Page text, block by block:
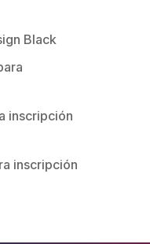
Black
inscripción
inscripción